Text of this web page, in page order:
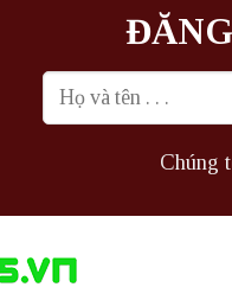
Chúng